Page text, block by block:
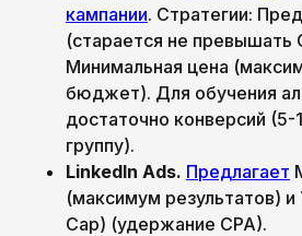
кампании. Стратегии:
(старается не превышать
Минимальная цена
бюджет). Для обучения
достаточно конверсий (5-
группу).
LinkedIn Ads. Предлагает
(максимум результатов)
Cap) (удержание CPA).